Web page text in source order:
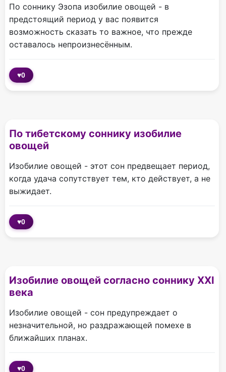
По соннику Эзопа изобилие овощей - в
предстоящий период у вас появится
возможность сказать то важное, что прежде
оставалось непроизнесённым.
♥0
По тибетскому соннику изобилие
овощей
Изобилие овощей - этот сон предвещает период,
когда удача сопутствует тем, кто действует, а не
выжидает.
♥0
Изобилие овощей согласно соннику XXI
века
Изобилие овощей - сон предупреждает о
незначительной, но раздражающей помехе в
ближайших планах.
♥0